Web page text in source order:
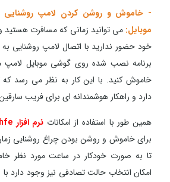
- خاموش و روشن کردن لامپ روشنایی
موبایل: می توانید زمانی که مسافرت هستید
خود حضور ندارید با اتصال لامپ روشنایی
برنامه نصب شده روی گوشی موبایل لامپ
خاموش کنید. با این کار به نظر می رسد
دارد و راهکار هوشمندانه ای برای فریب
همین طور با استفاده از امکانات نرم افزار Smart Lhfe
برای خاموش و روشن بودن چراغ روشنایی
تا به صورت خودکار در ساعت مورد نظر
امکان انتخاب حالت تصادفی نیز وجود دارد